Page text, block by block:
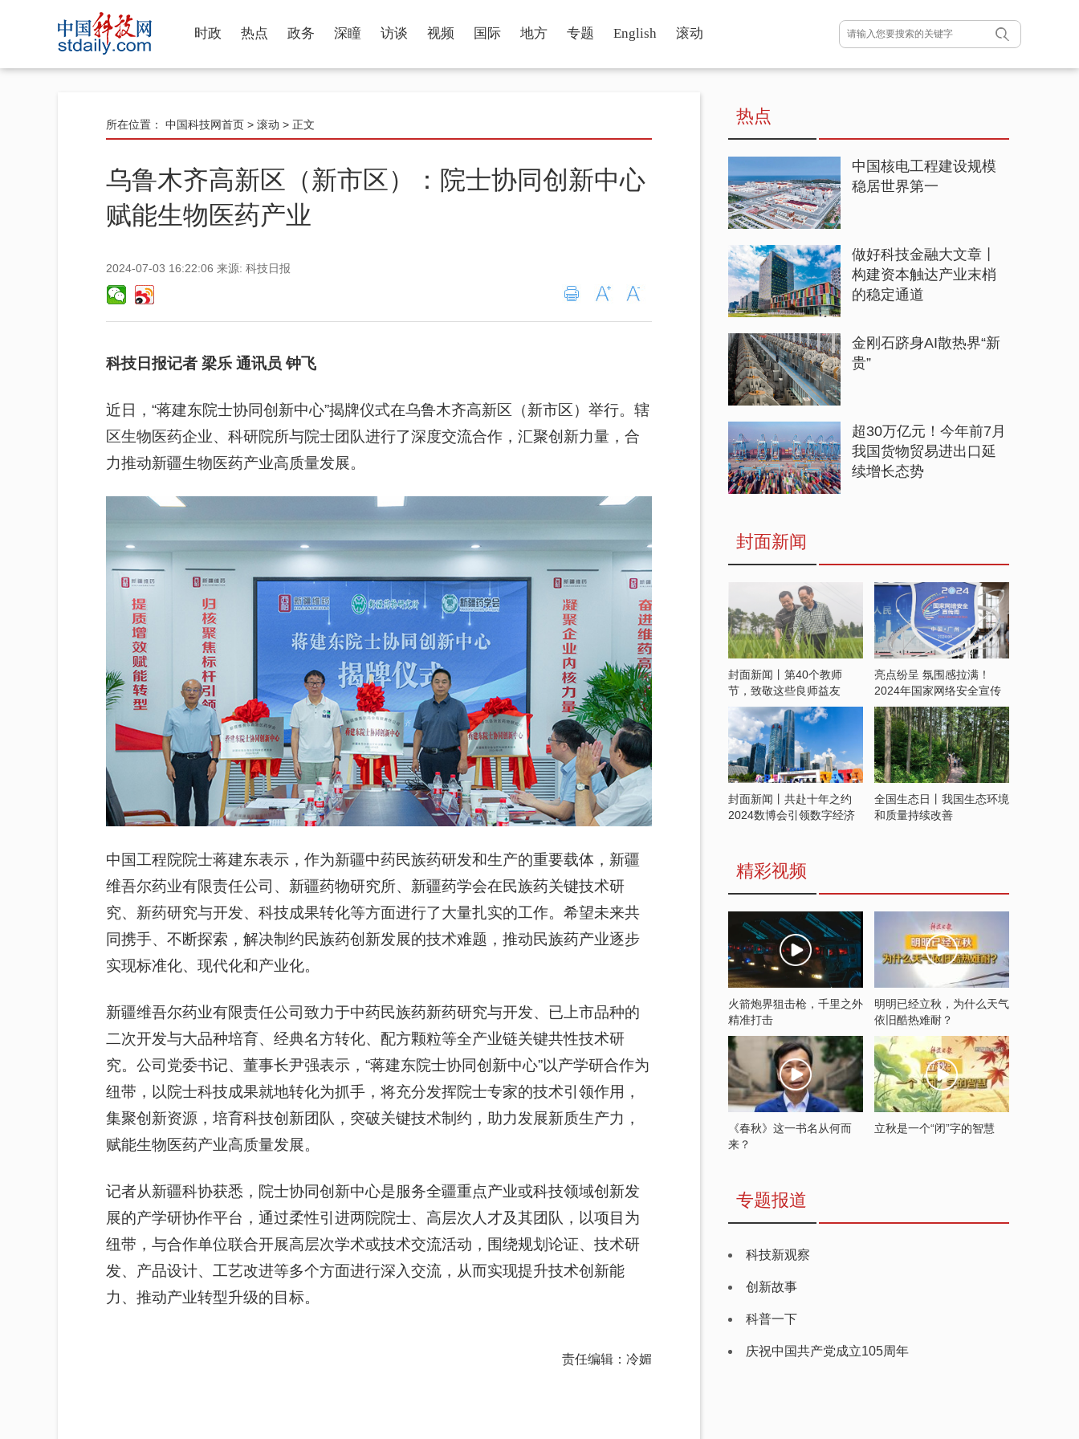
时政 热点 政务 深瞳 访谈 视频 国际 地方 专题 English 滚动
所在位置： 中国科技网首页 > 滚动 > 正文
乌鲁木齐高新区（新市区）：院士协同创新中心
赋能生物医药产业
2024-07-03 16:22:06 来源: 科技日报
科技日报记者 梁乐 通讯员 钟飞
近日，“蒋建东院士协同创新中心”揭牌仪式在乌鲁木齐高新区（新市区）举行。辖
区生物医药企业、科研院所与院士团队进行了深度交流合作，汇聚创新力量，合
力推动新疆生物医药产业高质量发展。
中国工程院院士蒋建东表示，作为新疆中药民族药研发和生产的重要载体，新疆
维吾尔药业有限责任公司、新疆药物研究所、新疆药学会在民族药关键技术研
究、新药研究与开发、科技成果转化等方面进行了大量扎实的工作。希望未来共
同携手、不断探索，解决制约民族药创新发展的技术难题，推动民族药产业逐步
实现标准化、现代化和产业化。
新疆维吾尔药业有限责任公司致力于中药民族药新药研究与开发、已上市品种的
二次开发与大品种培育、经典名方转化、配方颗粒等全产业链关键共性技术研
究。公司党委书记、董事长尹强表示，“蒋建东院士协同创新中心”以产学研合作为
纽带，以院士科技成果就地转化为抓手，将充分发挥院士专家的技术引领作用，
集聚创新资源，培育科技创新团队，突破关键技术制约，助力发展新质生产力，
赋能生物医药产业高质量发展。
记者从新疆科协获悉，院士协同创新中心是服务全疆重点产业或科技领域创新发
展的产学研协作平台，通过柔性引进两院院士、高层次人才及其团队，以项目为
纽带，与合作单位联合开展高层次学术或技术交流活动，围绕规划论证、技术研
发、产品设计、工艺改进等多个方面进行深入交流，从而实现提升技术创新能
力、推动产业转型升级的目标。
责任编辑：冷媚
热点
中国核电工程建设规模
稳居世界第一
做好科技金融大文章丨
构建资本触达产业末梢
的稳定通道
金刚石跻身AI散热界“新
贵”
超30万亿元！今年前7月
我国货物贸易进出口延
续增长态势
封面新闻
封面新闻丨第40个教师
节，致敬这些良师益友
亮点纷呈 氛围感拉满！
2024年国家网络安全宣传
周开启
封面新闻丨共赴十年之约
2024数博会引领数字经济
全国生态日丨我国生态环境
和质量持续改善
精彩视频
火箭炮界狙击枪，千里之外
精准打击
明明已经立秋，为什么天气
依旧酷热难耐？
《春秋》这一书名从何而
来？
立秋是一个“闭”字的智慧
专题报道
科技新观察
创新故事
科普一下
庆祝中国共产党成立105周年